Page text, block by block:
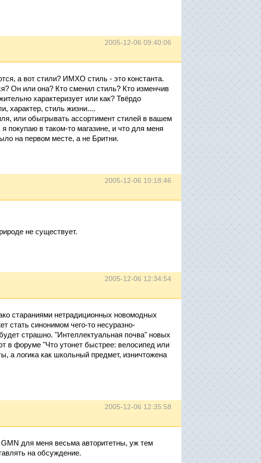
2005-12-06 09:40:06
а вот стили? ИМХО стиль - это константа.
Он или она? Кто сменил стиль? Кто изменчив
характеризует или как? Твёрдо
характер, стиль жизни....
или обыгрывать ассортимент стилей в вашем
покупаю в таком-то магазине, и что для меня
на первом месте, а не Бритни.
2005-12-06 10:18:46
не существует.
2005-12-06 12:34:54
стараниями нетрадиционных новомодных
стать синонимом чего-то несуразно-
страшно. "Интеллектуальная почва" новых
в форуме "Что утонет быстрее: велосипед или
а логика как школьный предмет, изничтожена
2005-12-06 12:35:58
для меня весьма авторитетны, уж тем
на обсуждение.